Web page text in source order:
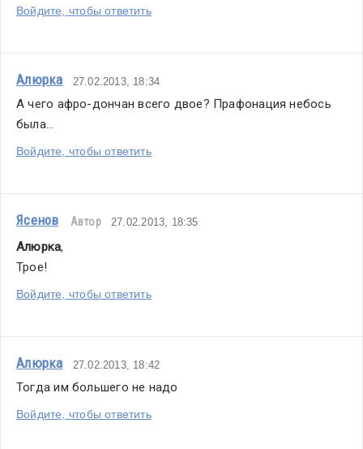
Войдите, чтобы ответить
Алюрка 27.02.2013, 18:34
А чего афро-дончан всего двое? Прафонация небось
была...
Войдите, чтобы ответить
Ясенов Автор 27.02.2013, 18:35
Алюрка,
Трое!
Войдите, чтобы ответить
Алюрка 27.02.2013, 18:42
Тогда им большего не надо
Войдите, чтобы ответить